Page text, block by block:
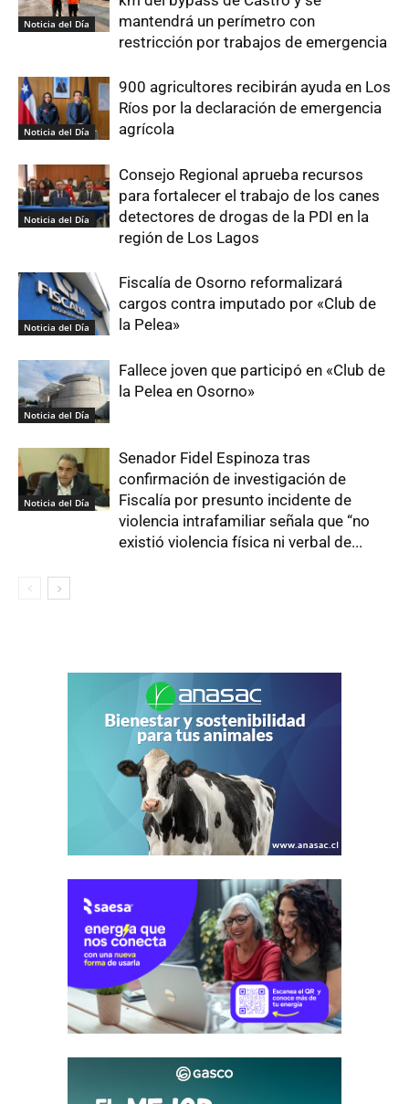
Noticia del Día
mantendrá un perímetro con
restricción por trabajos de emergencia
Noticia del Día
900 agricultores recibirán ayuda en Los
Ríos por la declaración de emergencia
agrícola
Noticia del Día
Consejo Regional aprueba recursos
para fortalecer el trabajo de los canes
detectores de drogas de la PDI en la
región de Los Lagos
Noticia del Día
Fiscalía de Osorno reformalizará
cargos contra imputado por «Club de
la Pelea»
Noticia del Día
Fallece joven que participó en «Club de
la Pelea en Osorno»
Noticia del Día
Senador Fidel Espinoza tras
confirmación de investigación de
Fiscalía por presunto incidente de
violencia intrafamiliar señala que “no
existió violencia física ni verbal de...